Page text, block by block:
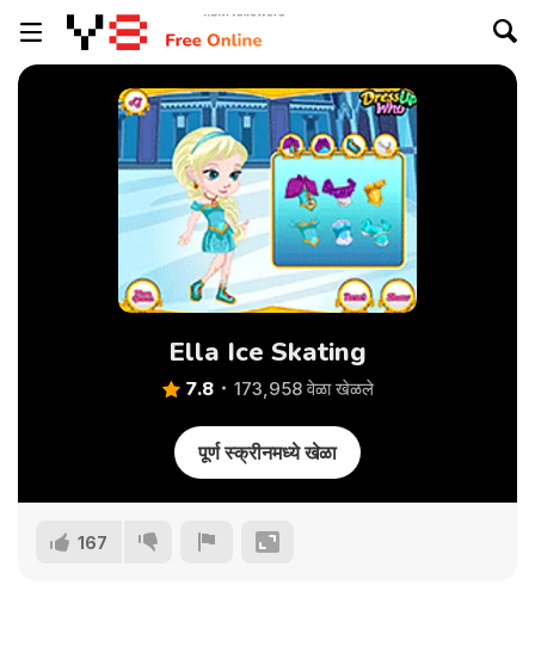
Ella Ice Skating
7.8 173,958 वेळा खेळले
पूर्ण स्क्रीनमध्ये खेळा
167